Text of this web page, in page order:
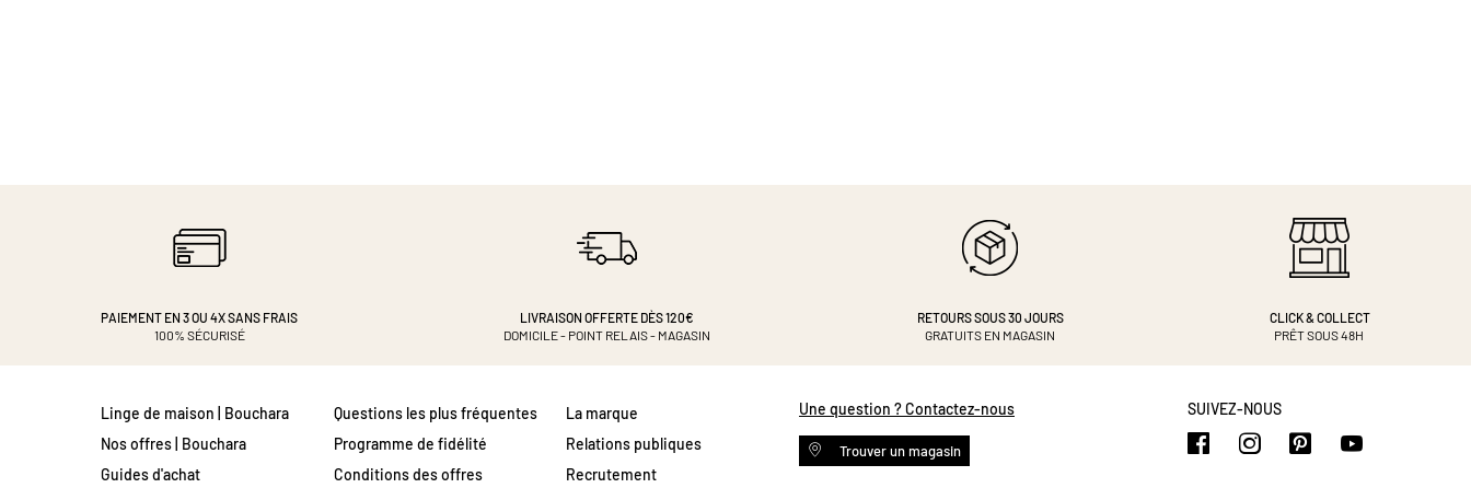
PAIEMENT EN 3 OU 4XSANS FRAIS
100% SÉCURISÉ
LIVRAISON OFFERTE DÈS 120€
DOMICILE - POINT RELAIS - MAGASIN
RETOURS SOUS 30 JOURS
GRATUITS EN MAGASIN
CLICK & COLLECT
PRÊT SOUS 48H
Une question ? Contactez-nous
Trouver un magasin
Linge de maison | Bouchara
Nos offres | Bouchara
Guides d'achat
Questions les plus fréquentes
Programme de fidélité
Conditions des offres
La marque
Relations publiques
Recrutement
SUIVEZ-NOUS
https://https://https://https://